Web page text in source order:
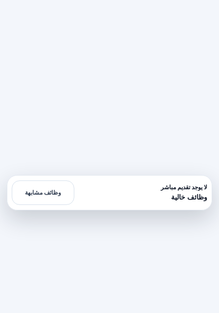
لا يوجد تقديم مباشر
وظائف خالية
وظائف مشابهة